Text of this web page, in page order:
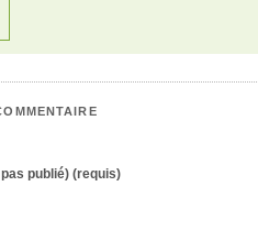
publié) (requis)